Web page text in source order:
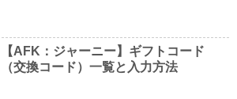
【AFK：ジャーニー】ギフトコード
（交換コード）一覧と入力方法